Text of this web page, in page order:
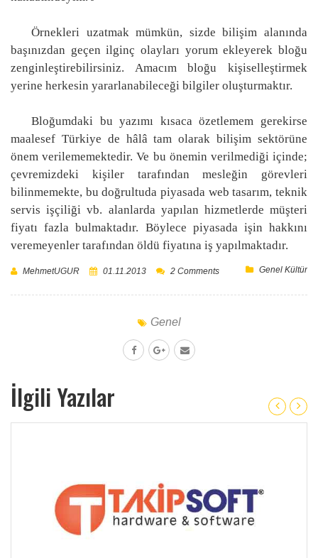
Örnekleri uzatmak mümkün, sizde bilişim alanında
başınızdan geçen ilginç olayları yorum ekleyerek bloğu
zenginleştirebilirsiniz. Amacım bloğu kişiselleştirmek
yerine herkesin yararlanabileceği bilgiler oluşturmaktır.
Bloğumdaki bu yazımı kısaca özetlemem gerekirse
maalesef Türkiye de hâlâ tam olarak bilişim sektörüne
önem verilememektedir. Ve bu önemin verilmediği içinde;
çevremizdeki kişiler tarafından mesleğin görevleri
bilinmemekte, bu doğrultuda piyasada web tasarım, teknik
servis işçiliği vb. alanlarda yapılan hizmetlerde müşteri
fiyatı fazla bulmaktadır. Böylece piyasada işin hakkını
veremeyenler tarafından öldü fiyatına iş yapılmaktadır.
MehmetUGUR 01.11.2013 Genel Kültür
2 Comments
Genel
İlgili Yazılar
Arkadaşlar merhaba ilk olarak bu yazımdaki konu;
bir ihtiyacım sonucu doğmuş ve çözümü herkesin işine
yarayacağını düşündüğüm için bu...